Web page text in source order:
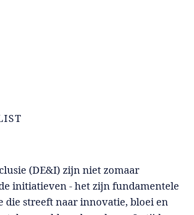
(DE&I) zijn niet zomaar
initiatieven - het zijn fundamentele
die streeft naar innovatie, bloei en